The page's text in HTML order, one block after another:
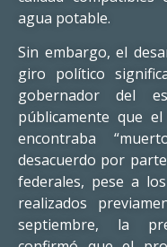
agua potable.
Sin embargo, el
giro político
gobernador del
públicamente que
encontraba
desacuerdo por
federales, pese a
realizados
septiembre, la